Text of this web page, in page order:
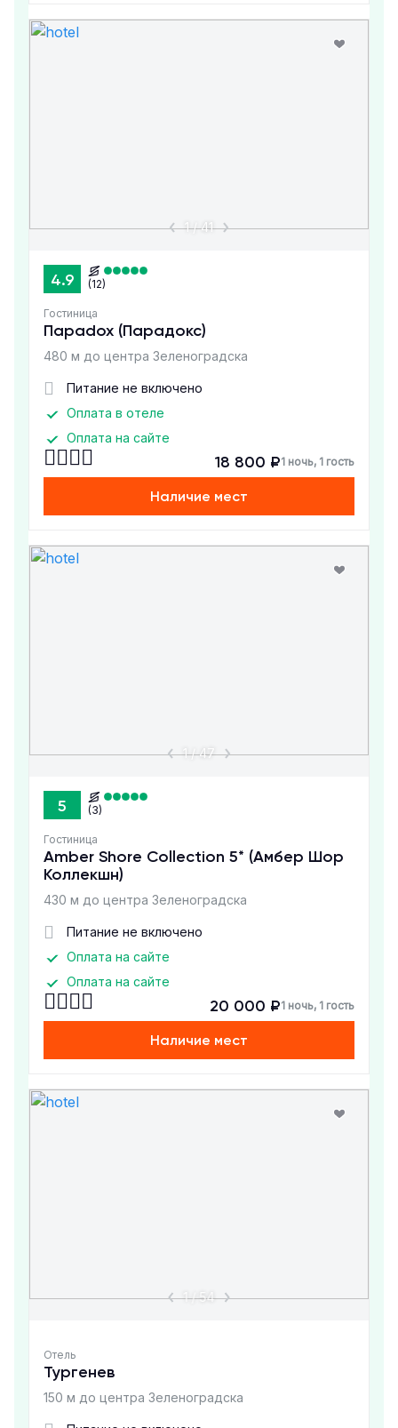
1/41
4.9 (12)
Гостиница
Параdox (Парадокс)
480 м до центра Зеленоградска
Питание не включено
Оплата в отеле
Оплата на сайте
18 800 ₽1 ночь, 1 гость
Наличие мест
1/47
5 (3)
Гостиница
Amber Shore Collection 5* (Амбер Шор
Коллекшн)
430 м до центра Зеленоградска
Питание не включено
Оплата на сайте
Оплата на сайте
20 000 ₽1 ночь, 1 гость
Наличие мест
1/54
Отель
Тургенев
150 м до центра Зеленоградска